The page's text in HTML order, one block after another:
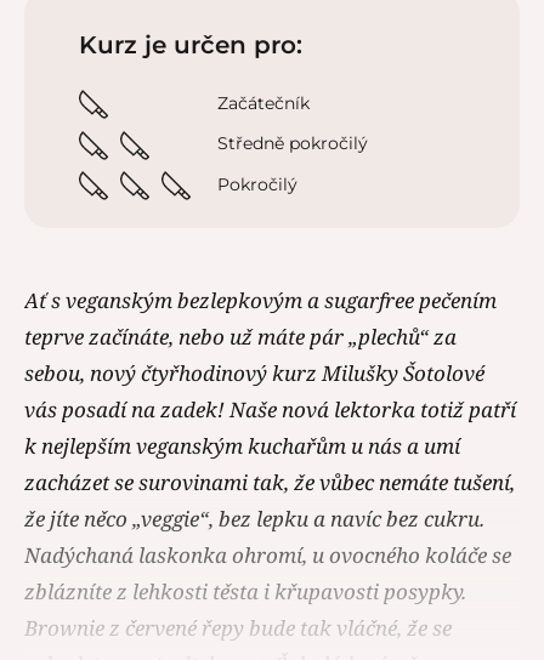
Kurz je určen pro:
Začátečník
Středně pokročilý
Pokročilý
Ať s veganským bezlepkovým a sugarfree pečením
teprve začínáte, nebo už máte pár „plechů“ za
sebou, nový čtyřhodinový kurz Milušky Šotolové
vás posadí na zadek! Naše nová lektorka totiž patří
k nejlepším veganským kuchařům u nás a umí
zacházet se surovinami tak, že vůbec nemáte tušení,
že jíte něco „veggie“, bez lepku a navíc bez cukru.
Nadýchaná laskonka ohromí, u ovocného koláče se
zblázníte z lehkosti těsta i křupavosti posypky.
Brownie z červené řepy bude tak vláčné, že se